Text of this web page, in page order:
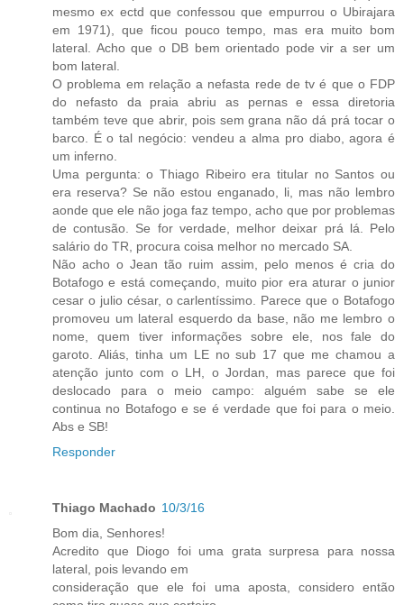
mesmo ex ectd que confessou que empurrou o Ubirajara
em 1971), que ficou pouco tempo, mas era muito bom
lateral. Acho que o DB bem orientado pode vir a ser um
bom lateral.
O problema em relação a nefasta rede de tv é que o FDP
do nefasto da praia abriu as pernas e essa diretoria
também teve que abrir, pois sem grana não dá prá tocar o
barco. É o tal negócio: vendeu a alma pro diabo, agora é
um inferno.
Uma pergunta: o Thiago Ribeiro era titular no Santos ou
era reserva? Se não estou enganado, li, mas não lembro
aonde que ele não joga faz tempo, acho que por problemas
de contusão. Se for verdade, melhor deixar prá lá. Pelo
salário do TR, procura coisa melhor no mercado SA.
Não acho o Jean tão ruim assim, pelo menos é cria do
Botafogo e está começando, muito pior era aturar o junior
cesar o julio césar, o carlentíssimo. Parece que o Botafogo
promoveu um lateral esquerdo da base, não me lembro o
nome, quem tiver informações sobre ele, nos fale do
garoto. Aliás, tinha um LE no sub 17 que me chamou a
atenção junto com o LH, o Jordan, mas parece que foi
deslocado para o meio campo: alguém sabe se ele
continua no Botafogo e se é verdade que foi para o meio.
Abs e SB!
Responder
Thiago Machado 10/3/16
Bom dia, Senhores!
Acredito que Diogo foi uma grata surpresa para nossa
lateral, pois levando em
consideração que ele foi uma aposta, considero então